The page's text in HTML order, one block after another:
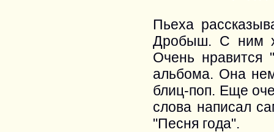
Пьеха
Дробыш. С ним
Очень нравится
альбома. Она
блиц-поп. Еще
слова написал
"Песня года".